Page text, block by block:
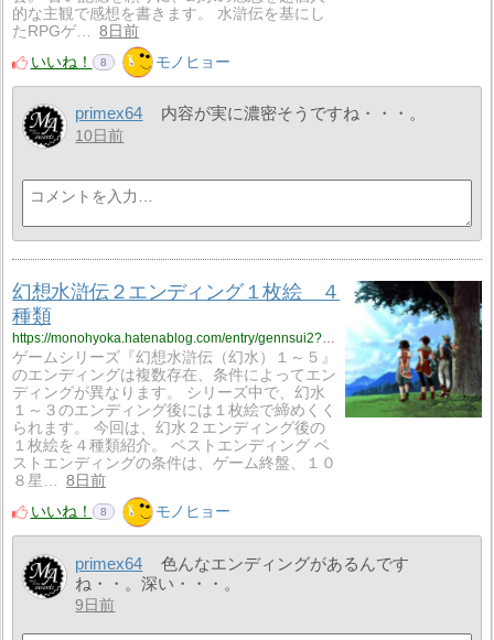
的な主観で感想を書きます。 水滸伝を基にし
たRPGゲ…
8日前
いいね！
8 モノヒョー
primex64 内容が実に濃密そうですね・・・。
10日前
幻想水滸伝２エンディング１枚絵 ４
種類
ゲームシリーズ『幻想水滸伝（幻水）１～５』
のエンディングは複数存在、条件によってエン
ディングが異なります。 シリーズ中で、幻水
１～３のエンディング後には１枚絵で締めくく
られます。 今回は、幻水２エンディング後の
１枚絵を４種類紹介。 ベストエンディング ベ
ストエンディングの条件は、ゲーム終盤、１０
８星…
8日前
いいね！
8 モノヒョー
primex64
色んなエンディングがあるんです
ね・・。深い・・・。
9日前